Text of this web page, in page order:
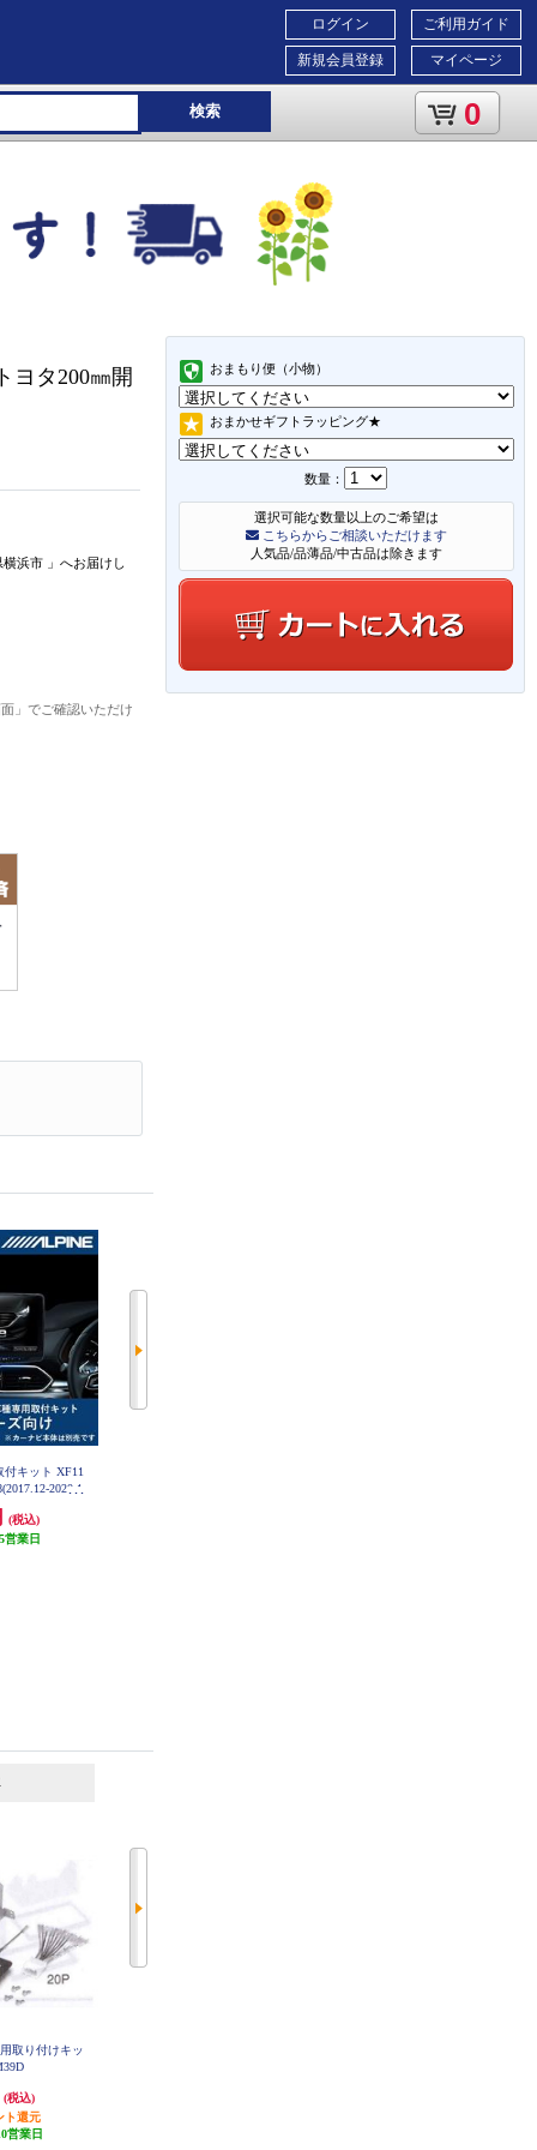
ご利用ガイド
マイページ
ログイン
新規会員登録
検索 0
おまもり便（小物）
おまかせギフトラッピング★
数量：
選択可能な数量以上のご希望は
こちらからご相談いただけます
人気品/品薄品/中古品は除きます
ヨタ200㎜開
横浜市 」 へお届けし
」でご確認いただけ
付キット XF11
2020.1
(税込)
5営業日
取り付けキッ
(税込)
ト還元
営業日